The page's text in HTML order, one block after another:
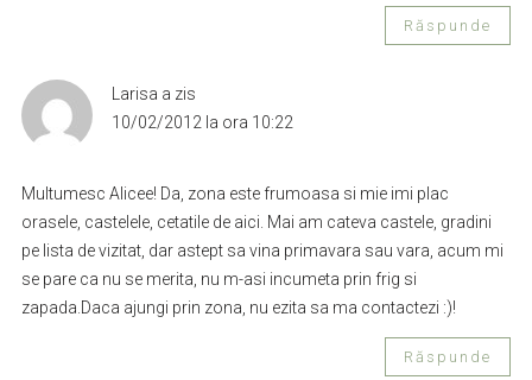
Răspunde
Larisa a zis
10/02/2012 la ora 10:22
Multumesc Alicee! Da, zona este frumoasa si mie imi plac
orasele, castelele, cetatile de aici. Mai am cateva castele, gradini
pe lista de vizitat, dar astept sa vina primavara sau vara, acum mi
se pare ca nu se merita, nu m-asi incumeta prin frig si
zapada.Daca ajungi prin zona, nu ezita sa ma contactezi :)!
Răspunde